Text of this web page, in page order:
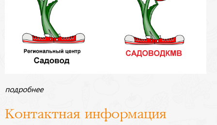
подробнее
Контактная информация